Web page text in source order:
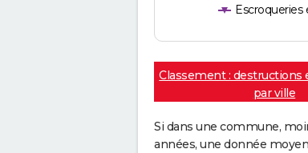
Escroqueries
Classement : destructions
par ville
Si dans une commune,
années, une donnée